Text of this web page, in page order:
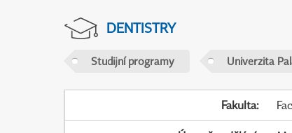
DENTISTRY
Studijní programy Univerzita
Fakulta: